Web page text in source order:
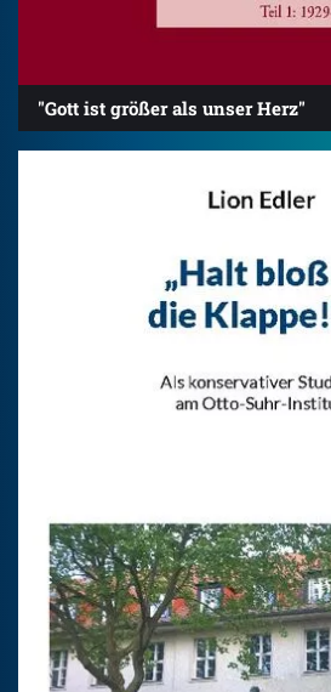
"Gott ist größer als unser Herz"